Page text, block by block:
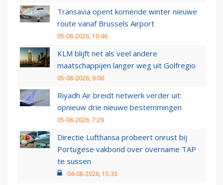
Transavia opent komende winter nieuwe
route vanaf Brussels Airport
05-08-2026, 10:46
KLM blijft net als veel andere
maatschappijen langer weg uit Golfregio
05-08-2026, 9:00
Riyadh Air breidt netwerk verder uit:
opnieuw drie nieuwe bestemmingen
05-08-2026, 7:29
Directie Lufthansa probeert onrust bij
Portugese vakbond over overname TAP
te sussen
04-08-2026, 15:33